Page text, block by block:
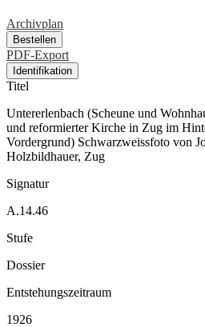
Archivplan
Bestellen
PDF-Export
Identifikation
Titel
Untererlenbach (Scheune und
und reformierter Kirche in Zug im
Vordergrund) Schwarzweissfoto von
Holzbildhauer, Zug
Signatur
A.14.46
Stufe
Dossier
Entstehungszeitraum
1926